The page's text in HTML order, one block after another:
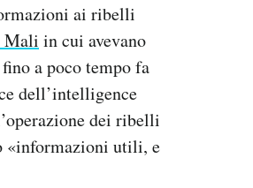
ai ribelli
Mali in cui avevano
a poco tempo fa
dell’intelligence
dei ribelli
«informazioni utili, e